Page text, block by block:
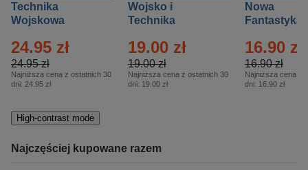
Technika
Wojskowa
– 2/2026
24.95 zł
24.95 zł
Najniższa cena z ostatnich 30
dni: 24.95 zł
Wojsko i
Technika
Specjalne –
Eprasa – 2/2026
19.00 zł
19.00 zł
Najniższa cena z ostatnich 30
dni: 19.00 zł
Nowa
Fantastyka
16.90 zł
16.90 zł
Najniższa cena z
dni: 16.90 zł
High-contrast mode
Najczęściej kupowane razem